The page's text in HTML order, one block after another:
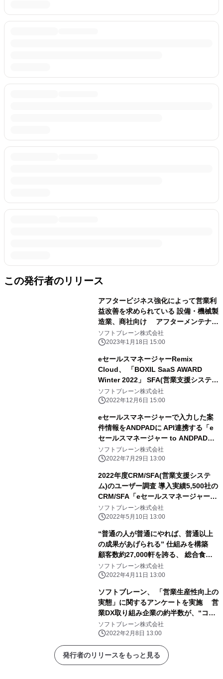
この発行者のリリース
アフタービジネス強化によって営業利
益改善を求められている 設備・機械製
造業、商社向け アフターメンテナン
ス／サービス部門の収益化を促進する
eセールスマネージャーRemix MS サ
ソフトブレーン株式会社
2023年1月18日 15:00
eセールスマネージャーRemix
Cloud、 「BOXIL SaaS AWARD
Winter 2022」 SFA(営業支援システ
ム)部門で「Good Service」に選出
ソフトブレーン株式会社
2022年12月6日 15:00
eセールスマネージャーで入力した案
件情報をANDPADに API連携する「e
セールスマネージャー to ANDPAD」
をリリース
ソフトブレーン株式会社
2022年7月29日 13:00
2022年度CRM/SFA(営業支援システ
ム)のユーザー調査 導入実績5,500社の
CRM/SFA「eセールスマネージャー」
5年連続 総合満足度No.1を獲得！
ソフトブレーン株式会社
2022年5月10日 13:00
“普通の人が普通にやれば、普通以上
の成果があげられる” 仕組みを構築
顧客数約27,000軒を誇る、 総合食品
卸「プレコフーズ」の営業DX事例を公
開！ 累計導入数5,500社を誇る ソフト
が支援
ソフトブレーン株式会社
2022年4月11日 13:00
ソフトブレーン、 「営業生産性向上の
実態」に関するアンケートを実施 営
業DX取り組み企業の約半数が、“コロ
ナきっかけ”！ 約40％の企業「総合的
にみると生産性が下がった・変化な
し」
ソフトブレーン株式会社
2022年2月8日 13:00
発行者のリリースをもっと見る